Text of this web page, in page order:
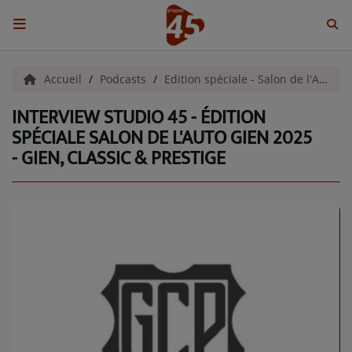
ACCUEIL
Emissions
BENJI & COMPAGNIE
LA CHRONIQUE ENVIRONNEMENTALE
LA CHRONIQUE MUSICALE
Accueil Podcasts Edition spéciale - Salon de l'Auto Gien 2025
INTERVIEW STUDIO 45 - ÉDITION
SPÉCIALE SALON DE L'AUTO GIEN 2025
- GIEN, CLASSIC & PRESTIGE